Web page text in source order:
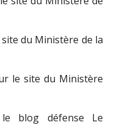
du Ministère de la
le site du Ministère
blog défense Le